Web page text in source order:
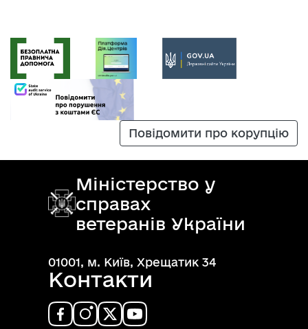
Повідомити про корупцію
Міністерство у
справах
ветеранів України
01001, м. Київ, Хрещатик 34
Контакти